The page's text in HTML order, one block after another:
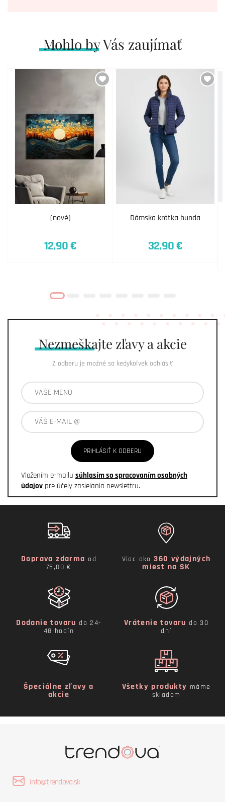
Mohlo by Vás zaujímať
(nové)
12,90 €
Dámska krátka bunda
32,90 €
Nezmeškajte zľavy a akcie
Z odberu je možné sa kedykoľvek odhlásiť
PRIHLÁSIŤ K ODBERU
Vložením e-mailu súhlasím so spracovaním osobných
údajov pre účely zasielania newslettru.
Doprava zdarma od
75,00 €
Viac ako360 výdajných
miest na SK
Dodanie tovaru do 24-
48 hodín
Vrátenie tovaru do 30
dní
Špeciálne zľavy a
akcie
Všetky produkty máme
skladom
info@trendova.sk